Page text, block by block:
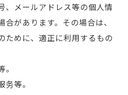
、メールアドレス等の個人情
合があります。その場合は、
ために、適正に利用するもの
。
务等。